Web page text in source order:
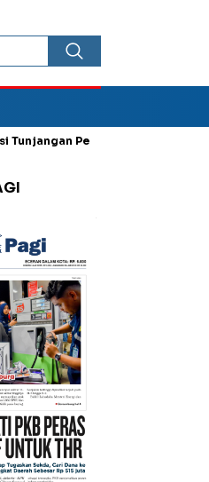
Perumahan DPRD